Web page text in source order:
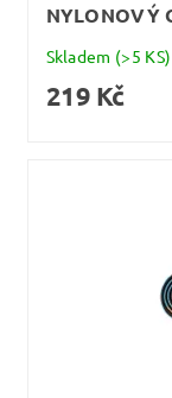
NYLONOVÝ
Skladem (>5 KS)
219 Kč